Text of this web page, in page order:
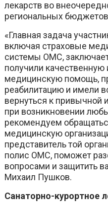
лекарств во
региональных
«Главная задача
включая страховые
системы ОМС,
получили
медицинскую помощь,
реабилитацию и имели
вернуться к привычной
при возникновении
рекомендуем
медицинскую
представитель той
полис ОМС, поможет
вопросами и защитить
Михаил Пушков.
Санаторно-курортное